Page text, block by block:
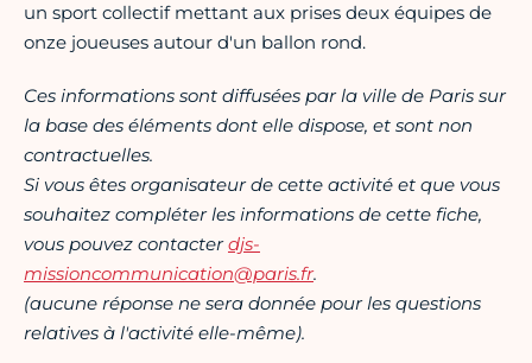
un sport collectif mettant aux prises deux équipes de
onze joueuses autour d'un ballon rond.
Ces informations sont diffusées par la ville de Paris sur
la base des éléments dont elle dispose, et sont non
contractuelles.
Si vous êtes organisateur de cette activité et que vous
souhaitez compléter les informations de cette fiche,
vous pouvez contacterdjs-
missioncommunication@paris.fr.
(aucune réponse ne sera donnée pour les questions
relatives à l'activité elle-même).